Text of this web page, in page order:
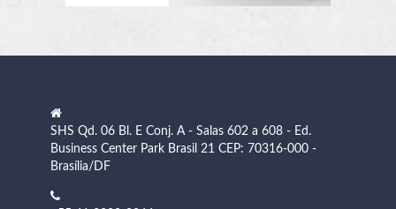
SHS Qd. 06 Bl. E Conj. A - Salas 602 a 608 - Ed.
Business Center Park Brasil 21 CEP: 70316-000 -
Brasília/DF